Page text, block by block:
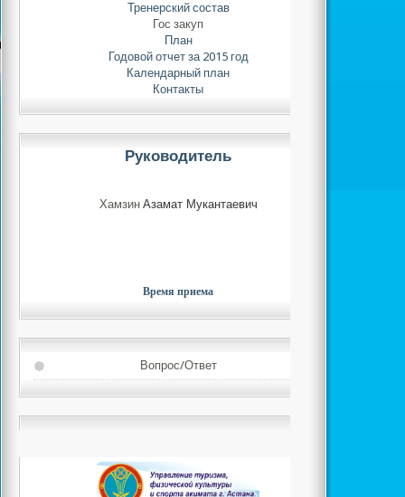
Тренерский состав
Гос закуп
План
Годовой отчет за 2015 год
Календарный план
Контакты
Руководитель
Хамзин Азамат Мукантаевич
Время приема
Вопрос/Ответ